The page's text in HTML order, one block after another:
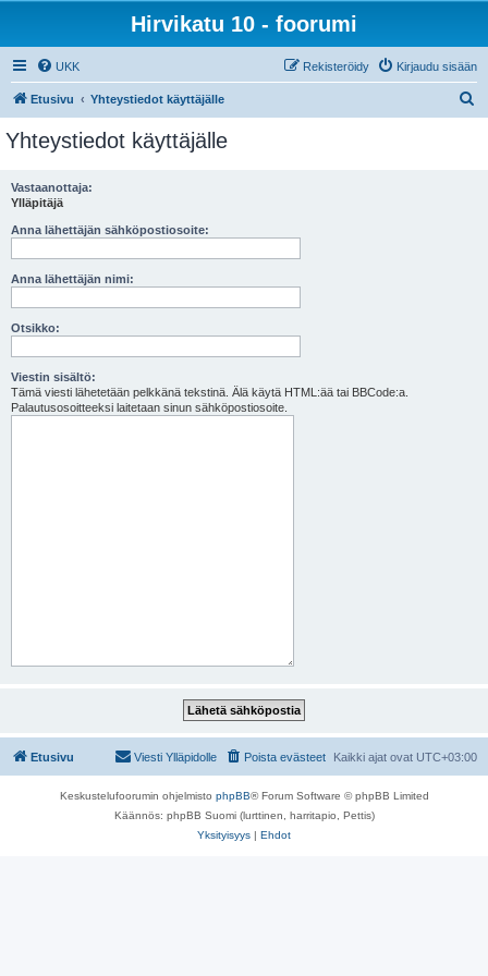
Hirvikatu 10 - foorumi
UKK Kirjaudu sisään
Rekisteröidy
Etusivu Yhteystiedot käyttäjälle
Yhteystiedot käyttäjälle
Vastaanottaja:
Ylläpitäjä
Anna lähettäjän sähköpostiosoite:
Anna lähettäjän nimi:
Otsikko:
Viestin sisältö:
Tämä viesti lähetetään pelkkänä tekstinä. Älä käytä HTML:ää tai BBCode:a.
Palautusosoitteeksi laitetaan sinun sähköpostiosoite.
Etusivu Kaikki ajat ovat UTC+03:00
Poista evästeet
Viesti Ylläpidolle
Keskustelufoorumin ohjelmisto phpBB® Forum Software © phpBB Limited
Käännös: phpBB Suomi (lurttinen, harritapio, Pettis)
Yksityisyys | Ehdot